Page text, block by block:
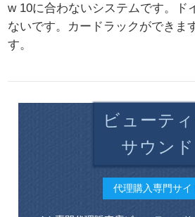
w 10に合わないシステムです。ド
ないです。カードラックができま
す。
ビューテ
サウンド
代理購入専門サイ